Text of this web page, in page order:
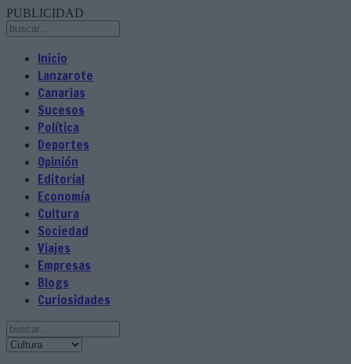
PUBLICIDAD
Inicio
Lanzarote
Canarias
Sucesos
Política
Deportes
Opinión
Editorial
Economía
Cultura
Sociedad
Viajes
Empresas
Blogs
Curiosidades